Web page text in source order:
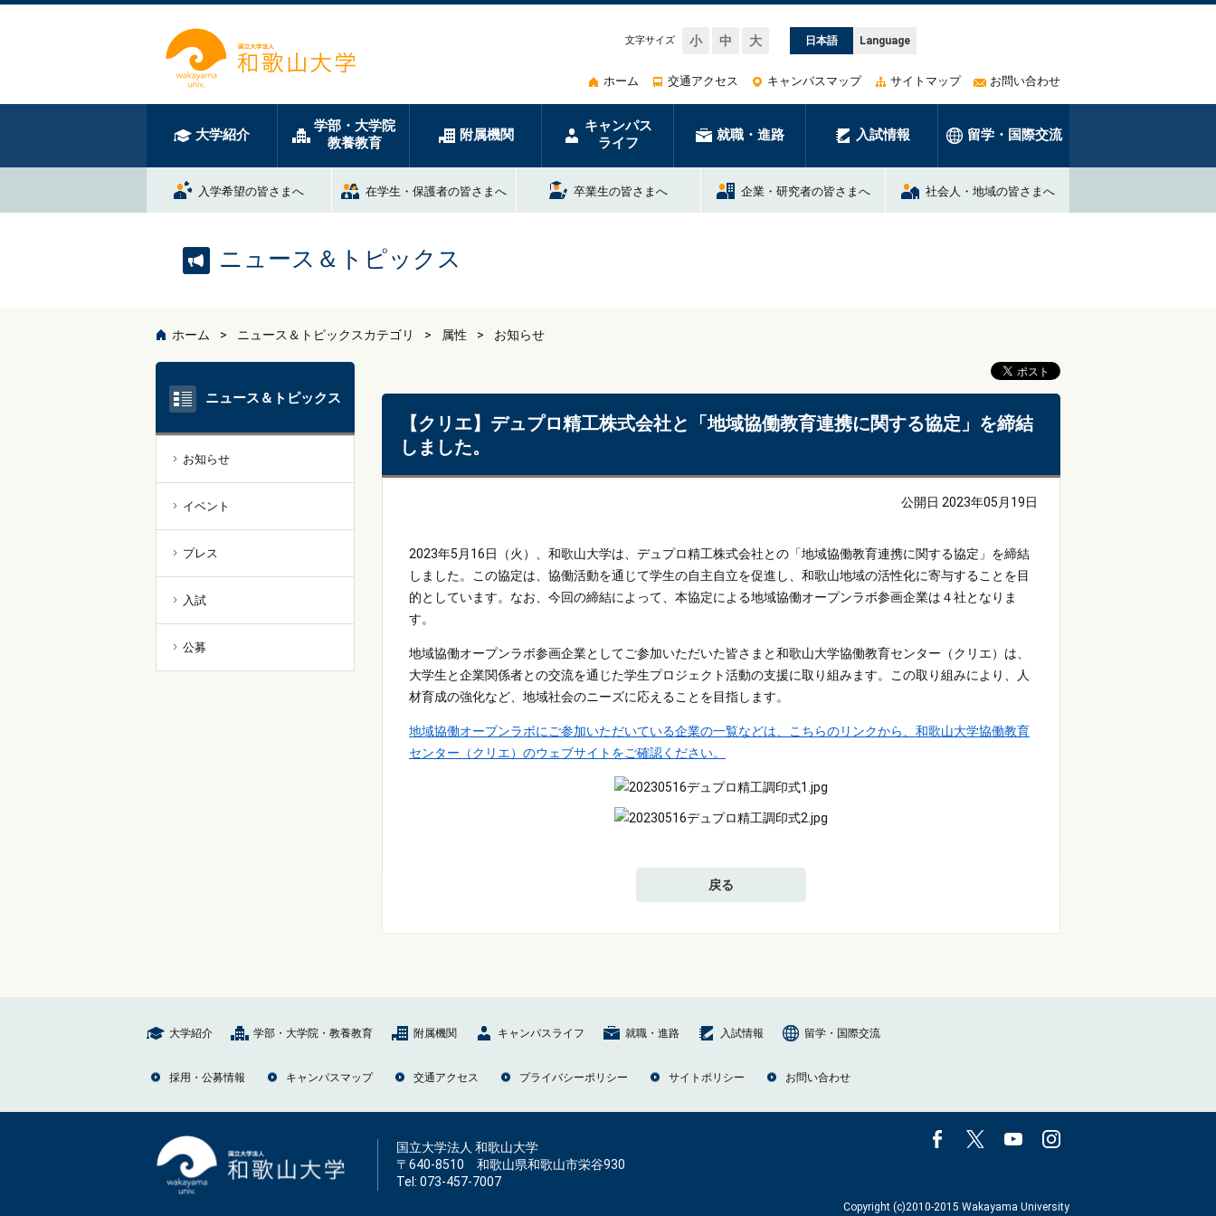
文字サイズ 小 中 大 日本語 Language
ホーム 交通アクセス キャンパスマップ サイトマップ お問い合わせ
大学紹介
学部・大学院
教養教育
附属機関
キャンパス
ライフ
就職・進路 入試情報 留学・国際交流
入学希望の皆さまへ 在学生・保護者の皆さまへ 卒業生の皆さまへ 企業・研究者の皆さまへ 社会人・地域の皆さまへ
ニュース＆トピックス
ホーム ニュース＆トピックスカテゴリ 属性 お知らせ
【クリエ】デュプロ精工株式会社と「地域協働教育連携に関する協定」を締結
しました。
公開日 2023年05月19日
2023年5月16日（火）、和歌山大学は、デュプロ精工株式会社との「地域協働教育連携に関する協定」を締結
しました。この協定は、協働活動を通じて学生の自主自立を促進し、和歌山地域の活性化に寄与することを目
的としています。なお、今回の締結によって、本協定による地域協働オープンラボ参画企業は４社となりま
す。
地域協働オープンラボ参画企業としてご参加いただいた皆さまと和歌山大学協働教育センター（クリエ）は、
大学生と企業関係者との交流を通じた学生プロジェクト活動の支援に取り組みます。この取り組みにより、人
材育成の強化など、地域社会のニーズに応えることを目指します。
地域協働オープンラボにご参加いただいている企業の一覧などは、こちらのリンクから、和歌山大学協働教育
センター（クリエ）のウェブサイトをご確認ください。
戻る
ニュース＆トピックス
お知らせ
イベント
プレス
入試
公募
大学紹介 学部・大学院・教養教育 附属機関 キャンパスライフ 就職・進路 入試情報 留学・国際交流
採用・公募情報 キャンパスマップ 交通アクセス プライバシーポリシー サイトポリシー お問い合わせ
国立大学法人 和歌山大学
〒640-8510 和歌山県和歌山市栄谷930
Tel: 073-457-7007
Copyright (c)2010-2015 Wakayama University